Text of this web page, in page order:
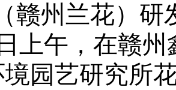
赣州兰花）研
上午，在赣
园艺研究所